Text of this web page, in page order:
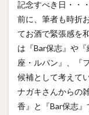
記念すべき日・・
前に、筆者も時折
てお酒で緊張感を
は『Bar保志』や
座・ルパン』、『
候補として考えて
ナガキさんからの
香』と『Bar保志